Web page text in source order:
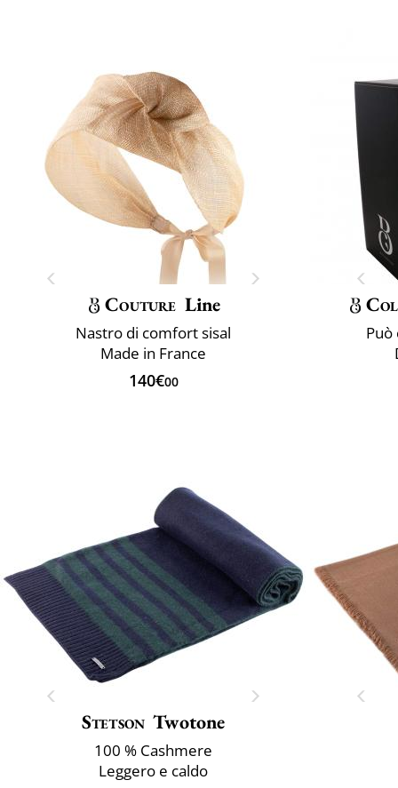
Couture Line
Nastro di comfort sisal
Made in France
140€00
Stetson Twotone
100 % Cashmere
Leggero e caldo